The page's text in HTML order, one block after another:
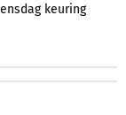
keuring